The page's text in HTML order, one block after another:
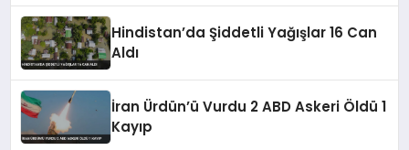
Hindistan’da Şiddetli Yağışlar 16 Can
Aldı
İran Ürdün’ü Vurdu 2 ABD Askeri Öldü 1
Kayıp